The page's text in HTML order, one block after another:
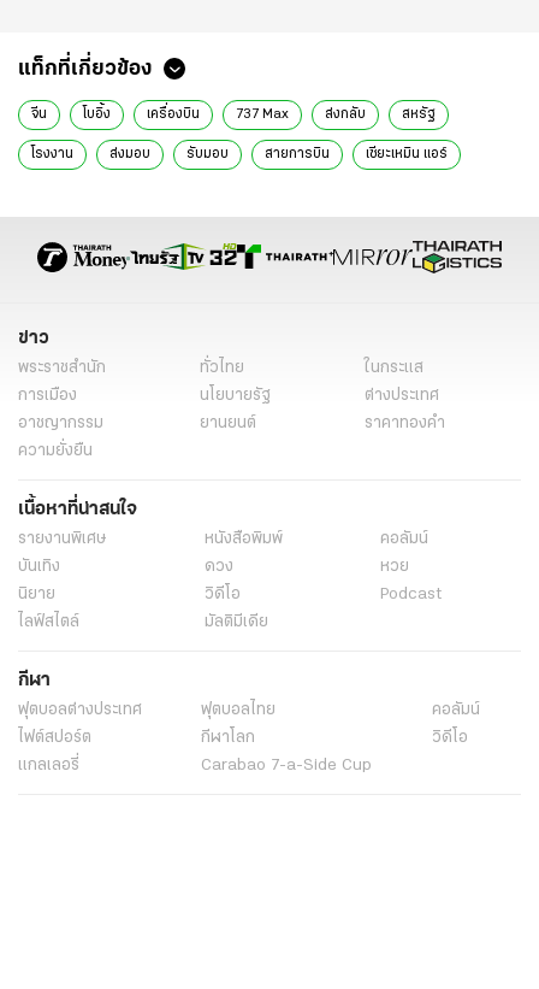
แท็กที่เกี่ยวข้อง
จีน โบอิ้ง เครื่องบิน 737 Max ส่งกลับ สหรัฐ
โรงงาน ส่งมอบ รับมอบ สายการบิน เซียะเหมิน แอร์
ภาษีต่างตอบแทน reciprocal tariff
ข่าวต่างประเทศ ไทยรัฐออนไลน์
ข่าว
พระราชสำนัก ทั่วไทย
ในกระแส
การเมือง
นโยบายรัฐ
ต่างประเทศ
อาชญากรรม
ยานยนต์
ราคาทองคำ
ความยั่งยืน
เนื้อหาที่น่าสนใจ
รายงานพิเศษ หนังสือพิมพ์
คอลัมน์
บันเทิง
ดวง
หวย
นิยาย
วิดีโอ
Podcast
ไลฟ์สไตล์
มัลติมีเดีย
กีฬา
ฟุตบอลต่่างประเทศ ฟุตบอลไทย
คอลัมน์
ไฟต์สปอร์ต
กีฬาโลก
วิดีโอ
แกลเลอรี่
Carabao 7-a-Side Cup